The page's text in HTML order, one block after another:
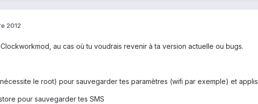
2012
au cas où tu voudrais revenir à ta version actuelle ou bugs.
le root) pour sauvegarder tes paramètres (wifi par exemple) et applis
pour sauvegarder tes SMS